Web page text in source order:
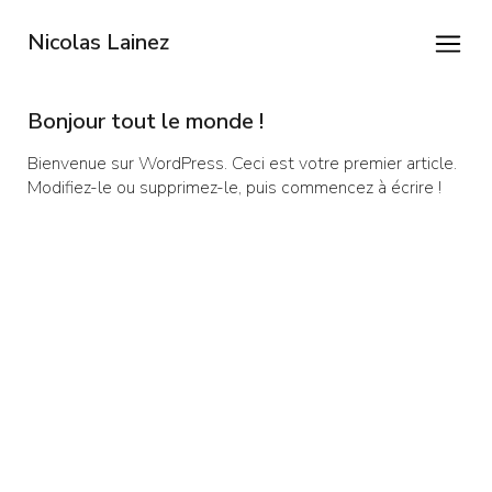
Nicolas Lainez
Bio / Contact
Bonjour tout le monde !
Bienvenue sur WordPress. Ceci est votre premier article.
Modifiez-le ou supprimez-le, puis commencez à écrire !